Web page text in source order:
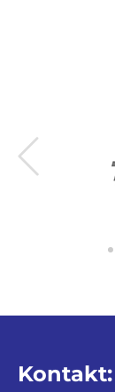
Kontakt: